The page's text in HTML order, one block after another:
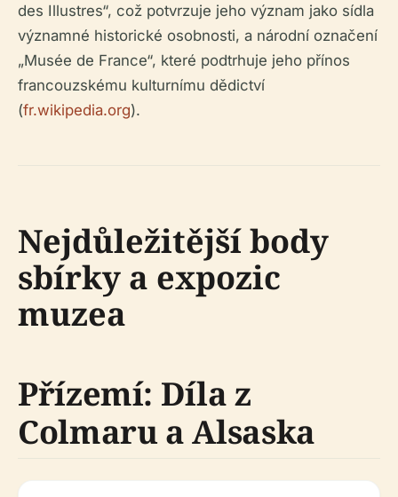
des Illustres“, což potvrzuje jeho význam jako sídla
významné historické osobnosti, a národní označení
„Musée de France“, které podtrhuje jeho přínos
francouzskému kulturnímu dědictví
(fr.wikipedia.org).
Nejdůležitější body
sbírky a expozic
muzea
Přízemí: Díla z
Colmaru a Alsaska